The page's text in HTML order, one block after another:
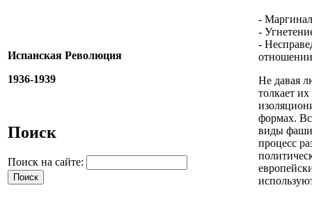
Испанская Революция
1936-1939
Поиск
Поиск на сайте:
-
-
-
Не давая
толкает их
формах.
виды
процесс